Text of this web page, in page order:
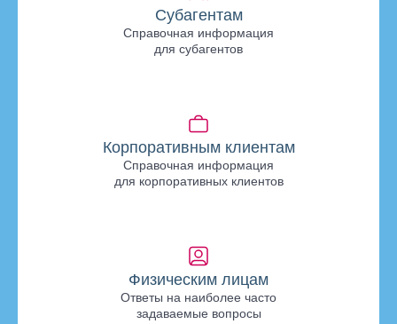
Субагентам
Справочная информация
для субагентов
Корпоративным клиентам
Справочная информация
для корпоративных клиентов
Физическим лицам
Ответы на наиболее часто
задаваемые вопросы